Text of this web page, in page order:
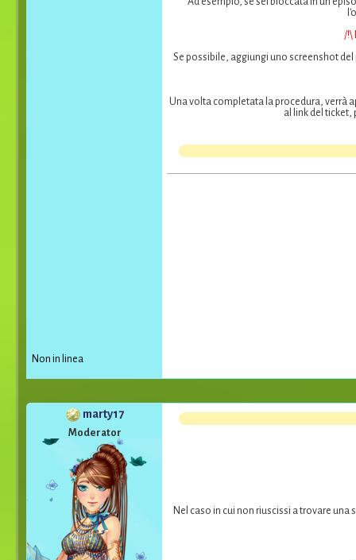
/!\
Se possibile, aggiungi uno screenshot
Una volta completata la procedura, verrà
al link del
Non in linea
marty17
Moderator
Nel caso in cui non riuscissi a trovare